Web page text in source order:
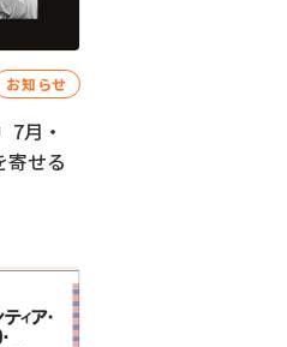
お知らせ
7月・
寄せる